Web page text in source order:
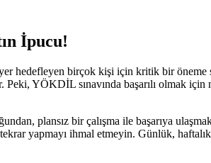
İpucu!
hedefleyen birçok kişi için kritik bir öneme
YÖKDİL sınavında başarılı olmak
plansız bir çalışma ile başarıya
yapmayı ihmal etmeyin. Günlük,